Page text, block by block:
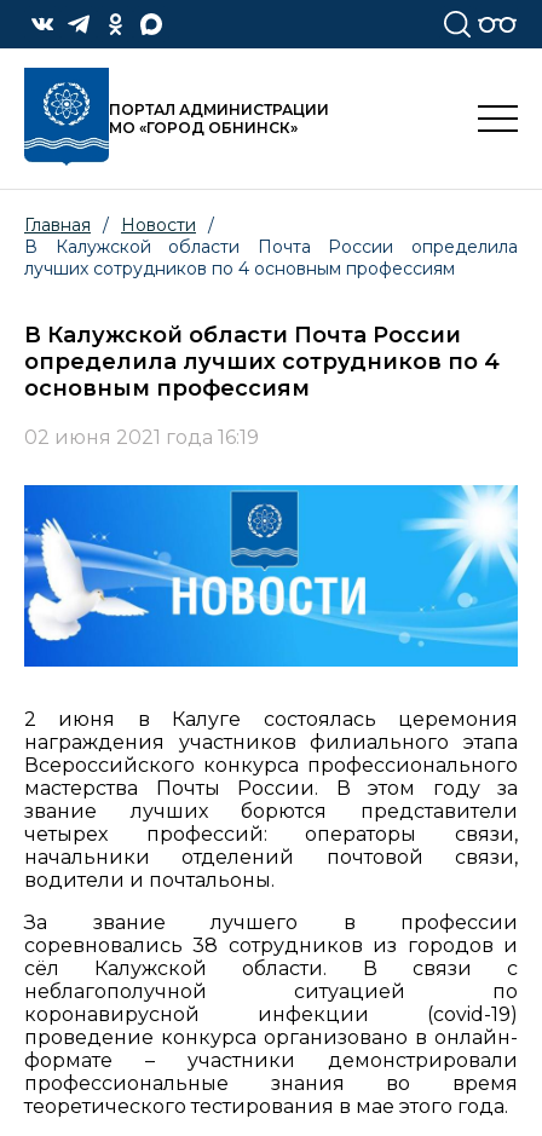
ПОРТАЛ АДМИНИСТРАЦИИ
МО «ГОРОД ОБНИНСК»
Главная / Новости
/
В Калужской области Почта России определила
лучших сотрудников по 4 основным профессиям
В Калужской области Почта России
определила лучших сотрудников по 4
основным профессиям
02 июня 2021 года 16:19
2 июня в Калуге состоялась церемония
награждения участников филиального этапа
Всероссийского конкурса профессионального
мастерства Почты России. В этом году за
звание лучших борются представители
четырех профессий: операторы связи,
начальники отделений почтовой связи,
водители и почтальоны.
За звание лучшего в профессии
соревновались 38 сотрудников из городов и
сёл Калужской области. В связи с
неблагополучной ситуацией по
коронавирусной инфекции (covid-19)
проведение конкурса организовано в онлайн-
формате – участники демонстрировали
профессиональные знания во время
теоретического тестирования в мае этого года.